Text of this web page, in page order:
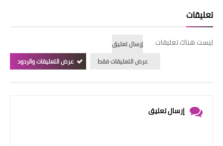
تعليقات
ليست هناك تعليقات
إرسال تعليق
عرض التعليقات فقط
عرض التعليقات والردود
إرسال تعليق